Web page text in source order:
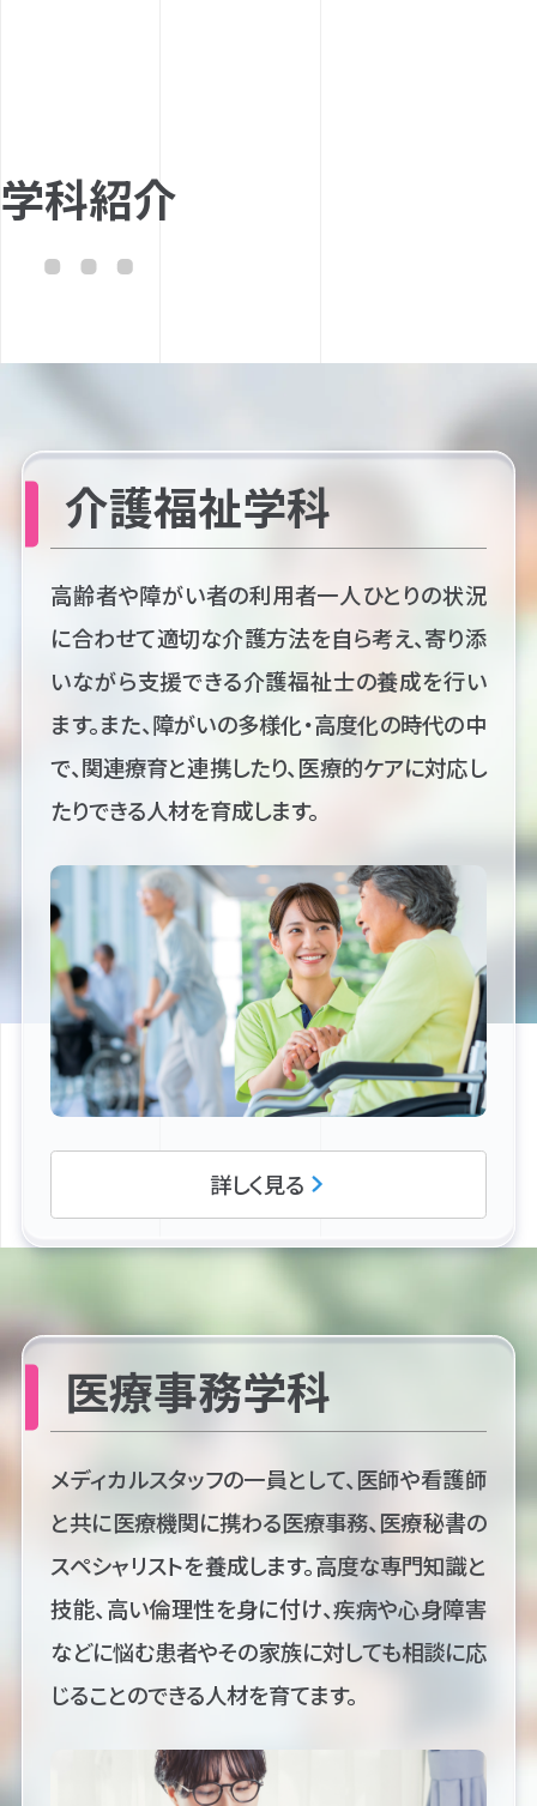
学科紹介
介護福祉学科
高齢者や障がい者の利用者一人ひとりの状況
に合わせて適切な介護方法を自ら考え、寄り添
いながら支援できる介護福祉士の養成を行い
ます。また、障がいの多様化・高度化の時代の中
で、関連療育と連携したり、医療的ケアに対応し
たりできる人材を育成します。
詳しく見る
医療事務学科
メディカルスタッフの一員として、医師や看護師
と共に医療機関に携わる医療事務、医療秘書の
スペシャリストを養成します。高度な専門知識と
技能、高い倫理性を身に付け、疾病や心身障害
などに悩む患者やその家族に対しても相談に応
じることのできる人材を育てます。